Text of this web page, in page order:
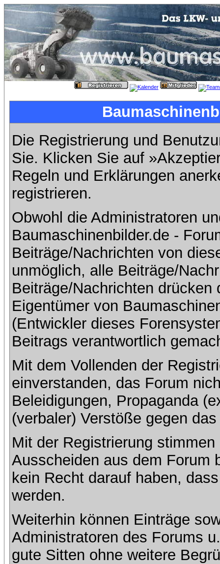
Die Registrierung und
Sie. Klicken Sie auf
Regeln und Erklärungen
registrieren.
Obwohl die Administratoren
Baumaschinenbilder.de -
Beiträge/Nachrichten von
unmöglich, alle Beiträge/
Beiträge/Nachrichten
Eigentümer von
(Entwickler dieses
Beitrags verantwortlich
Mit dem Vollenden der
einverstanden, das Forum
Beleidigungen, Propaganda
(verbaler) Verstöße gegen
Mit der Registrierung
Ausscheiden aus dem Forum
kein Recht darauf haben,
werden.
Weiterhin können Einträge
Administratoren des Forums
gute Sitten ohne weitere